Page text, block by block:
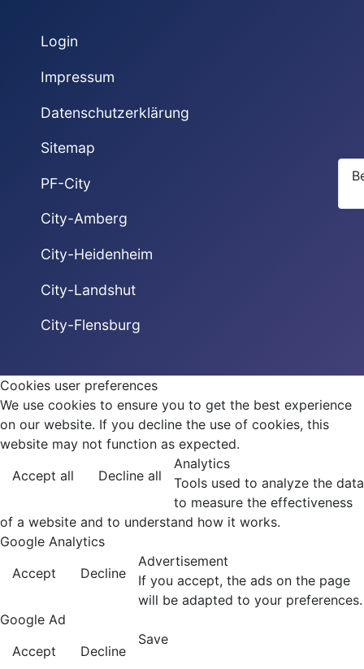
Login
Impressum
Datenschutzerklärung
Sitemap
PF-City
City-Amberg
City-Heidenheim
City-Landshut
City-Flensburg
Cookies user preferences
We use cookies to ensure you to get the best experience
on our website. If you decline the use of cookies, this
website may not function as expected.
Accept all
Decline all
Analytics
Tools used to analyze the data
to measure the effectiveness
of a website and to understand how it works.
Google Analytics
Accept
Decline
Advertisement
If you accept, the ads on the page
will be adapted to your preferences.
Google Ad
Accept
Decline
Save